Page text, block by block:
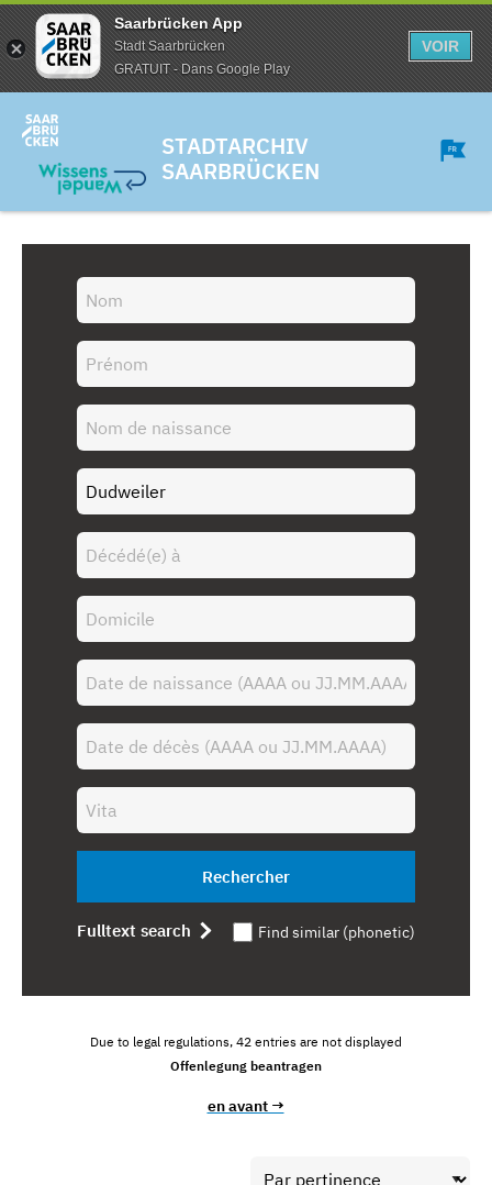
Saarbrücken App
Stadt Saarbrücken
GRATUIT - Dans Google Play
VOIR
STADTARCHIV
SAARBRÜCKEN
Rechercher
Fulltext search Find similar (phonetic)
Due to legal regulations, 42 entries are not displayed
Offenlegung beantragen
en avant →